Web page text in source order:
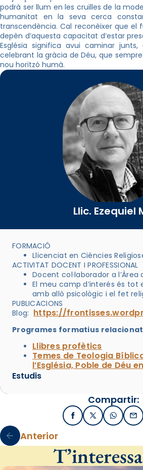
podrà ser llum en les cruïlles de la
humanitat en la seva cerca
transcendència. Cal reconèixer que el
depèn d’aquesta capacitat d’estar
Església significa avui caminar
celebrant la gràcia de Déu, que
nou horitzó humà.
Llic. Ezequiel
FORMACIÓ
Llicenciat en Ciències
ACTIVITAT DOCENT I PROFESSIONAL
Docent col·laborador a l’Àrea
El meu camp d’interés és tot
amb allò psicològic i el fet
PUBLICACIONS
Blog: https://
Programes formatius
Llibres profètics
Temes de Teologia
l’Església, Poble de Déu
Estudis
Compartir:
FacebookX / Twitter
Anterior